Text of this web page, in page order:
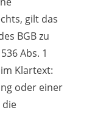
gilt das
BGB zu
Abs. 1
im Klartext:
oder einer
die